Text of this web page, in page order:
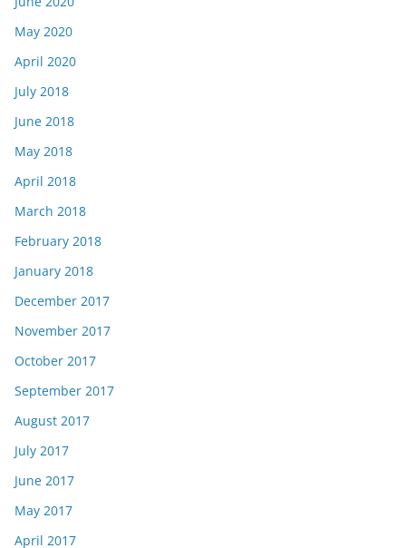
May 2020
April 2020
July 2018
June 2018
May 2018
April 2018
March 2018
February 2018
January 2018
December 2017
November 2017
October 2017
September 2017
August 2017
July 2017
June 2017
May 2017
April 2017